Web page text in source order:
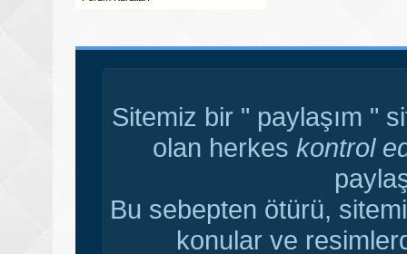
Sitemiz bir " paylaşım "
olan herkes kontrol
Bu sebepten ötürü,
konular ve